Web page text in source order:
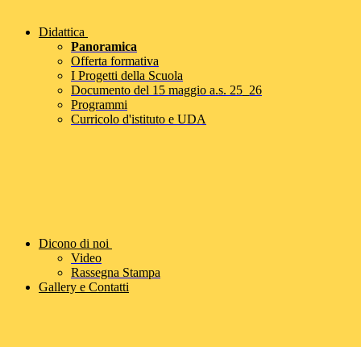
Didattica
Panoramica
Offerta formativa
I Progetti della Scuola
Documento del 15 maggio a.s. 25_26
Programmi
Curricolo d'istituto e UDA
Dicono di noi
Video
Rassegna Stampa
Gallery e Contatti